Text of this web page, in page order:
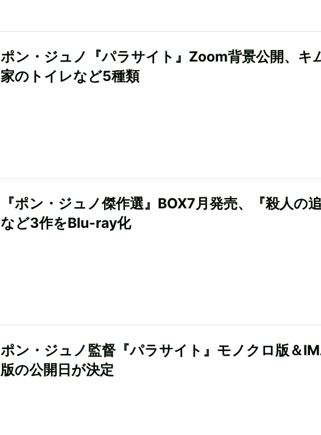
ポン・ジュノ『パラサイト』Zoom背景公開、キ
家のトイレなど5種類
『ポン・ジュノ傑作選』BOX7月発売、『殺人の
など3作をBlu-ray化
ポン・ジュノ監督『パラサイト』モノクロ版＆
版の公開日が決定